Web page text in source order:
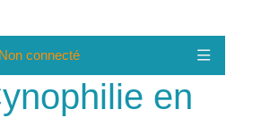
Non connecté
en